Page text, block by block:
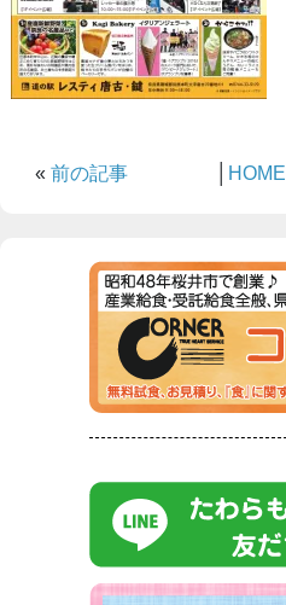
« 前の記事 HOME